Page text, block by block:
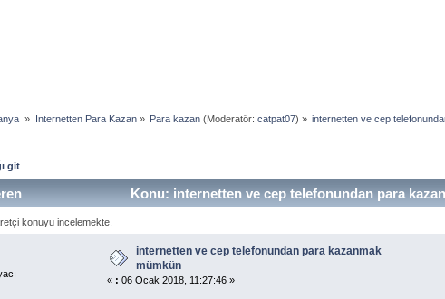
» Internetten Para Kazan» Para kazan(Moderatör: catpat07) » internetten ve cep
git
Konu: internetten ve cep telefonundan para
konuyu incelemekte.
internetten ve cep telefonundan para kazanmak
mümkün
« : 06 Ocak 2018, 11:27:46 »